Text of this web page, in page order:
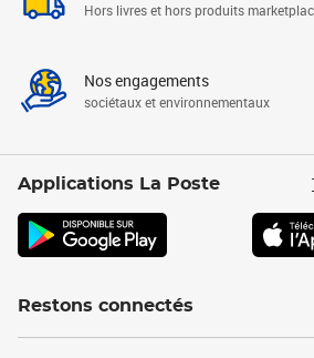
Hors livres et hors produits
Nos engagements
sociétaux et environnementaux
Applications La Poste
Restons connectés